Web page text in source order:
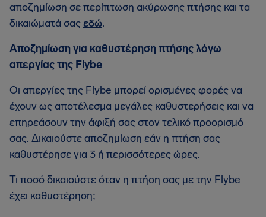
αποζημίωση σε περίπτωση ακύρωσης πτήσης και τα
δικαιώματά σαςεδώ.
Αποζημίωση για καθυστέρηση πτήσης λόγω
απεργίας της Flybe
Οι απεργίες της Flybe μπορεί ορισμένες φορές να
έχουν ως αποτέλεσμα μεγάλες καθυστερήσεις και να
επηρεάσουν την άφιξή σας στον τελικό προορισμό
σας. Δικαιούστε αποζημίωση εάν η πτήση σας
καθυστέρησε για 3 ή περισσότερες ώρες.
Τι ποσό δικαιούστε όταν η πτήση σας με την Flybe
έχει καθυστέρηση;